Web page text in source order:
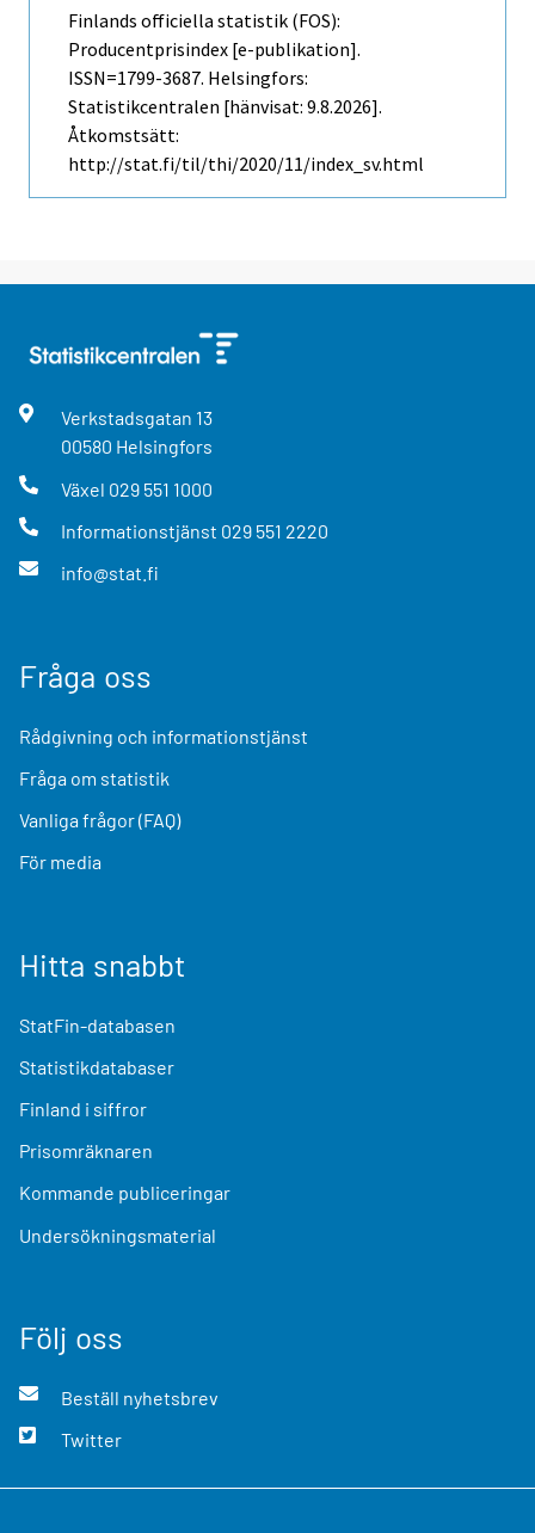
Finlands officiella statistik (FOS):
Producentprisindex [e-publikation].
ISSN=1799-3687. Helsingfors:
Statistikcentralen [hänvisat: 9.8.2026].
Åtkomstsätt:
http://stat.fi/til/thi/2020/11/index_sv.html
Verkstadsgatan 13
00580 Helsingfors
Växel 029 551 1000
Informationstjänst 029 551 2220
info@stat.fi
Fråga oss
Rådgivning och informationstjänst
Fråga om statistik
Vanliga frågor (FAQ)
För media
Hitta snabbt
StatFin-databasen
Statistikdatabaser
Finland i siffror
Prisomräknaren
Kommande publiceringar
Undersökningsmaterial
Följ oss
Beställ nyhetsbrev
Twitter